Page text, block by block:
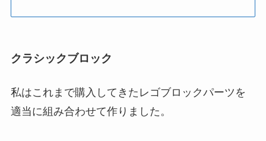
クラシックブロック
私はこれまで購入してきたレゴブロックパーツを
適当に組み合わせて作りました。